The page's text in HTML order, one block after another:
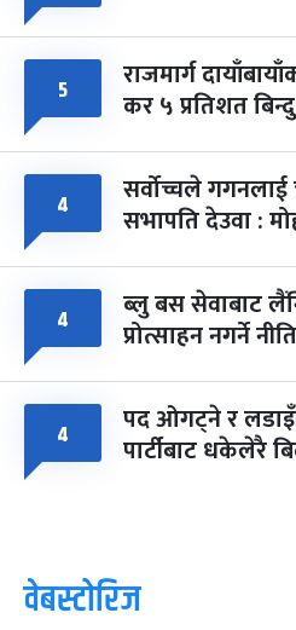
५ राजमार्ग
कर ५ प्रतिशत
४ सर्वोच्चले
सभापति देउवा :
४ ब्लु बस सेवाबाट
प्रोत्साहन नगर्ने
४ पद ओगट्ने र
पार्टीबाट धकेलेरै
वेबस्टोरिज